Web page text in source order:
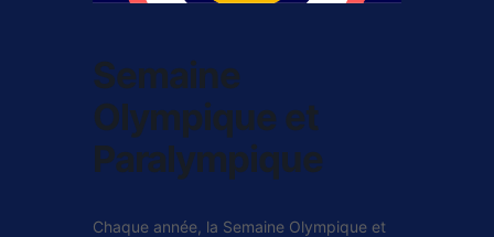
Semaine
Olympique et
Paralympique
Chaque année, la Semaine Olympique et